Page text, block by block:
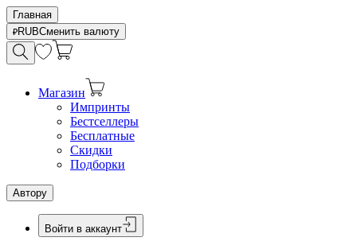
Главная
RUBСменить валюту
Магазин
Импринты
Бестселлеры
Бесплатные
Скидки
Подборки
Автору
Войти в аккаунт